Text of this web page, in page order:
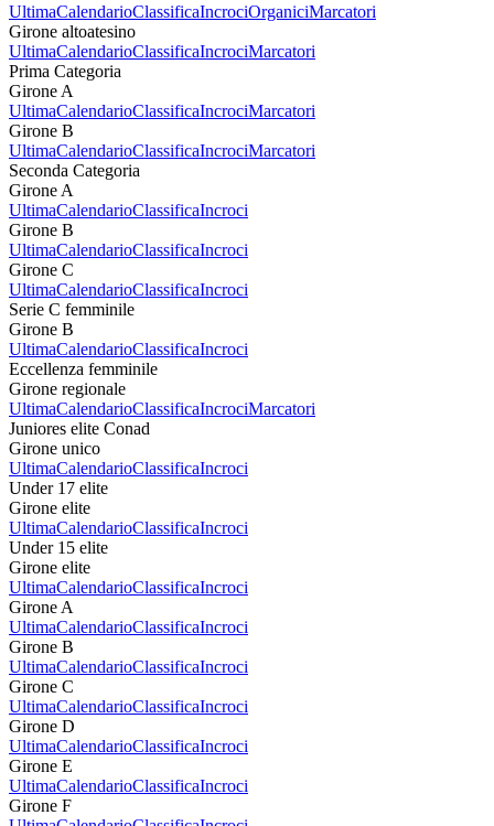
UltimaCalendarioClassificaIncrociOrganiciMarcatori
Girone altoatesino
UltimaCalendarioClassificaIncrociMarcatori
Prima Categoria
Girone A
UltimaCalendarioClassificaIncrociMarcatori
Girone B
UltimaCalendarioClassificaIncrociMarcatori
Seconda Categoria
Girone A
UltimaCalendarioClassificaIncroci
Girone B
UltimaCalendarioClassificaIncroci
Girone C
UltimaCalendarioClassificaIncroci
Serie C femminile
Girone B
UltimaCalendarioClassificaIncroci
Eccellenza femminile
Girone regionale
UltimaCalendarioClassificaIncrociMarcatori
Juniores elite Conad
Girone unico
UltimaCalendarioClassificaIncroci
Under 17 elite
Girone elite
UltimaCalendarioClassificaIncroci
Under 15 elite
Girone elite
UltimaCalendarioClassificaIncroci
Girone A
UltimaCalendarioClassificaIncroci
Girone B
UltimaCalendarioClassificaIncroci
Girone C
UltimaCalendarioClassificaIncroci
Girone D
UltimaCalendarioClassificaIncroci
Girone E
UltimaCalendarioClassificaIncroci
Girone F